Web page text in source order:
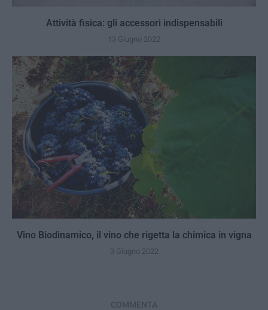
Attività fisica: gli accessori indispensabili
13 Giugno 2022
Vino Biodinamico, il vino che rigetta la chimica in vigna
3 Giugno 2022
COMMENTA